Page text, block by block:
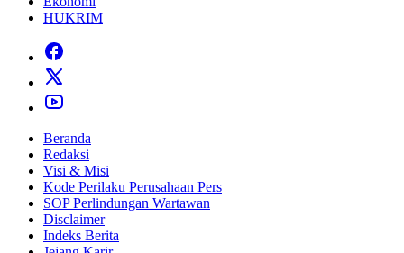
HUKRIM
Beranda
Redaksi
Visi & Misi
Kode Perilaku Perusahaan Pers
SOP Perlindungan Wartawan
Disclaimer
Indeks Berita